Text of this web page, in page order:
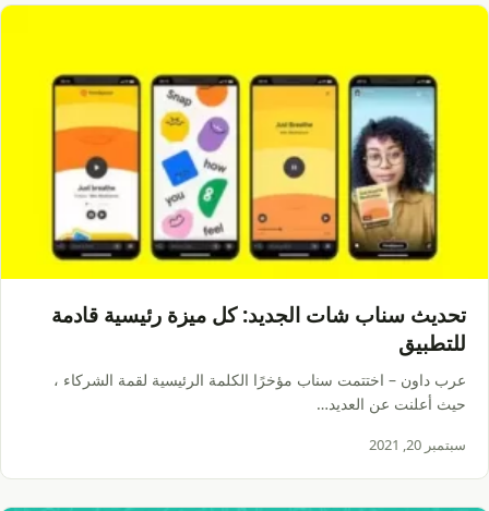
تحديث سناب شات الجديد: كل ميزة رئيسية قادمة
للتطبيق
عرب داون – اختتمت سناب مؤخرًا الكلمة الرئيسية لقمة الشركاء ،
حيث أعلنت عن العديد…
سبتمبر 20, 2021